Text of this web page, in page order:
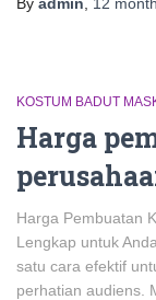
KOSTUM BADUT
Harga
Harga Pembuatan
Lengkap untuk
satu cara efektif
perhatian audiens.